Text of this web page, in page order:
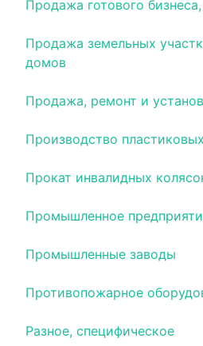
Продажа готового
Продажа земельных
домов
Продажа, ремонт и
Производство
Прокат инвалидных
Промышленное
Промышленные заводы
Противопожарное
Разное, специфическое